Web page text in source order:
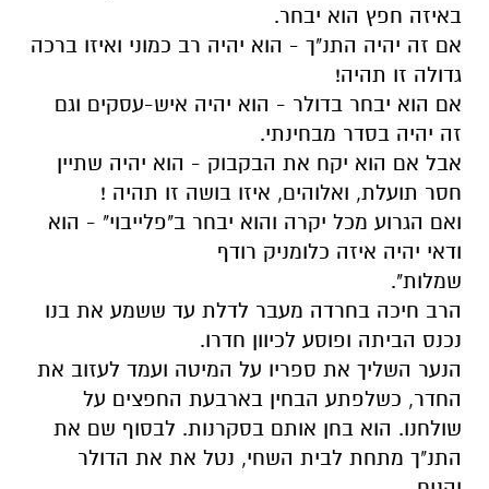
באיזה חפץ הוא יבחר.
אם זה יהיה התנ"ך - הוא יהיה רב כמוני ואיזו ברכה
גדולה זו תהיה!
אם הוא יבחר בדולר - הוא יהיה איש-עסקים וגם
זה יהיה בסדר מבחינתי.
אבל אם הוא יקח את הבקבוק - הוא יהיה שתיין
חסר תועלת, ואלוהים, איזו בושה זו תהיה !
ואם הגרוע מכל יקרה והוא יבחר ב"פלייבוי" - הוא
ודאי יהיה איזה כלומניק רודף
שמלות".
הרב חיכה בחרדה מעבר לדלת עד ששמע את בנו
נכנס הביתה ופוסע לכיוון חדרו.
הנער השליך את ספריו על המיטה ועמד לעזוב את
החדר, כשלפתע הבחין בארבעת החפצים על
שולחנו. הוא בחן אותם בסקרנות. לבסוף שם את
התנ"ך מתחת לבית השחי, נטל את את הדולר